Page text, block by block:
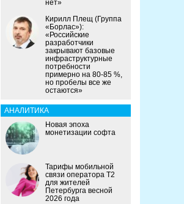
нет»
Кирилл Плещ (Группа
«Борлас»):
«Российские
разработчики
закрывают базовые
инфраструктурные
потребности
примерно на 80-85 %,
но пробелы все же
остаются»
АНАЛИТИКА
Новая эпоха
монетизации софта
Тарифы мобильной
связи оператора Т2
для жителей
Петербурга весной
2026 года